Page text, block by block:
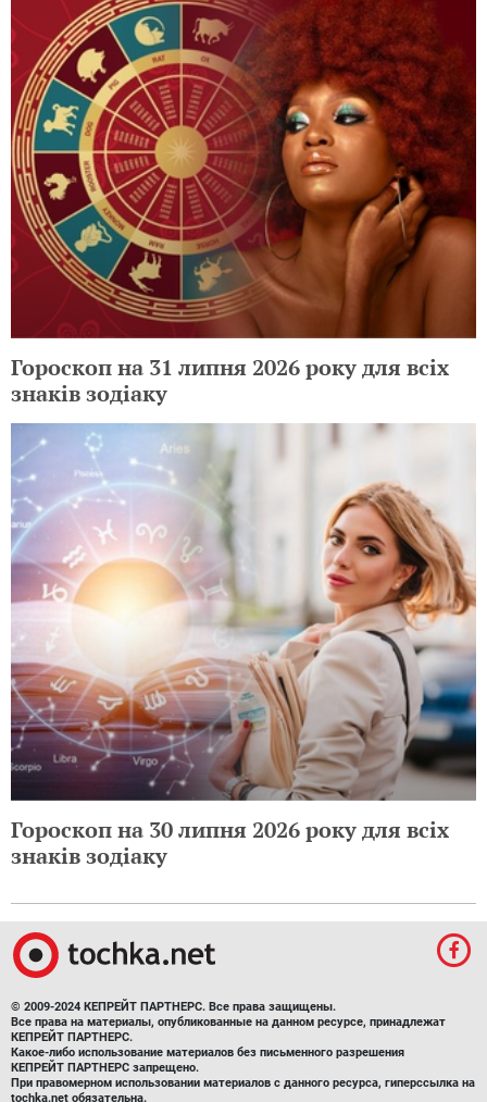
Гороскоп на 31 липня 2026 року для всіх
знаків зодіаку
Гороскоп на 30 липня 2026 року для всіх
знаків зодіаку
© 2009-2024 КЕПРЕЙТ ПАРТНЕРС. Все права защищены.
Все права на материалы, опубликованные на данном ресурсе, принадлежат
КЕПРЕЙТ ПАРТНЕРС.
Какое-либо использование материалов без письменного разрешения
КЕПРЕЙТ ПАРТНЕРС запрещено.
При правомерном использовании материалов с данного ресурса, гиперссылка на
tochka.net обязательна.